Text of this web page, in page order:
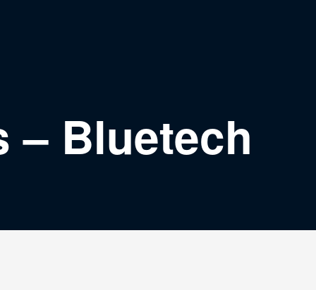
– Bluetech